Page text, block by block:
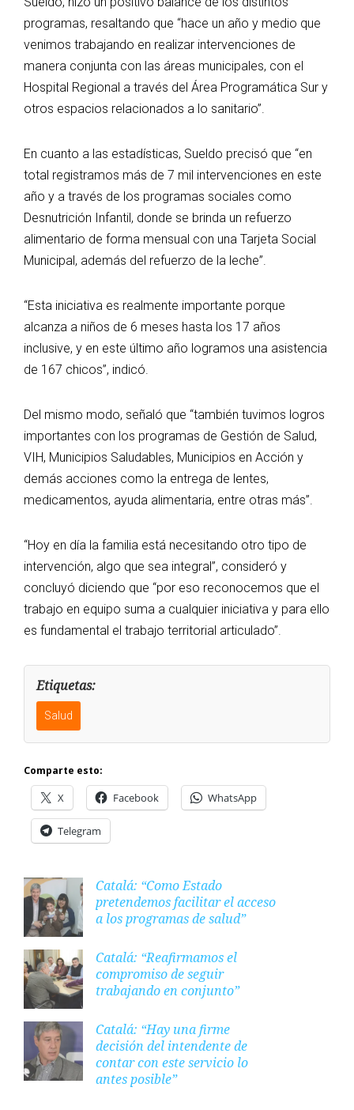
programas, resaltando que “hace un año y medio que
venimos trabajando en realizar intervenciones de
manera conjunta con las áreas municipales, con el
Hospital Regional a través del Área Programática Sur y
otros espacios relacionados a lo sanitario”.
En cuanto a las estadísticas, Sueldo precisó que “en
total registramos más de 7 mil intervenciones en este
año y a través de los programas sociales como
Desnutrición Infantil, donde se brinda un refuerzo
alimentario de forma mensual con una Tarjeta Social
Municipal, además del refuerzo de la leche”.
“Esta iniciativa es realmente importante porque
alcanza a niños de 6 meses hasta los 17 años
inclusive, y en este último año logramos una asistencia
de 167 chicos”, indicó.
Del mismo modo, señaló que “también tuvimos logros
importantes con los programas de Gestión de Salud,
VIH, Municipios Saludables, Municipios en Acción y
demás acciones como la entrega de lentes,
medicamentos, ayuda alimentaria, entre otras más”.
“Hoy en día la familia está necesitando otro tipo de
intervención, algo que sea integral”, consideró y
concluyó diciendo que “por eso reconocemos que el
trabajo en equipo suma a cualquier iniciativa y para ello
es fundamental el trabajo territorial articulado”.
Etiquetas:
Salud
Comparte esto:
X Facebook WhatsApp
Telegram
Catalá: “Como Estado
pretendemos facilitar el acceso
a los programas de salud”
Catalá: “Reafirmamos el
compromiso de seguir
trabajando en conjunto”
Catalá: “Hay una firme
decisión del intendente de
contar con este servicio lo
antes posible”